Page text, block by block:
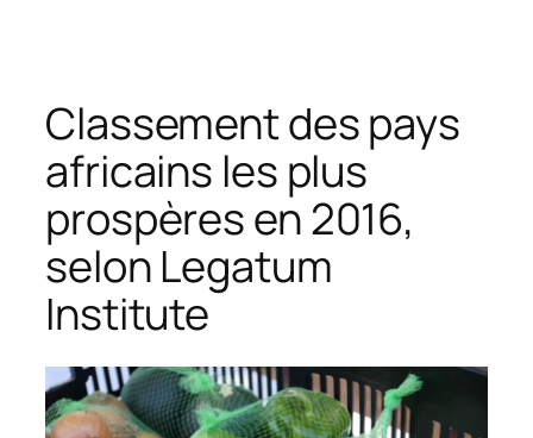
Classement des pays
africains les plus
prospères en 2016,
selon Legatum
Institute